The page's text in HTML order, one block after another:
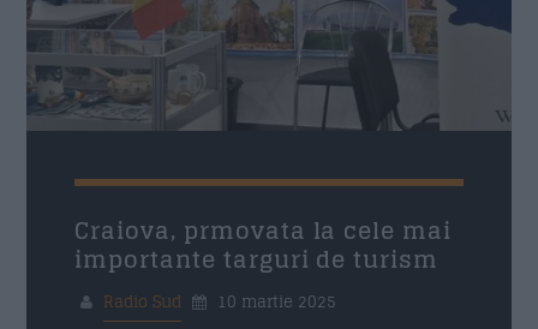
Craiova, prmovata la cele mai
importante targuri de turism
Radio Sud
10 martie 2025